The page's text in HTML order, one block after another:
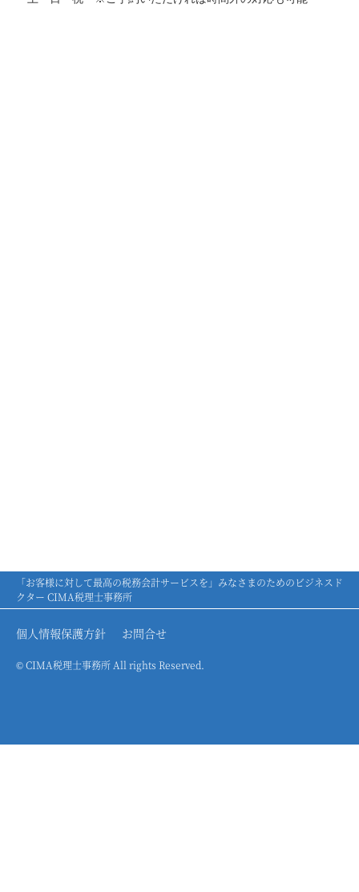
「お客様に対して最高の税務会計サービスを」みなさまのためのビジネスド
クター CIMA税理士事務所
個人情報保護方針 お問合せ
© CIMA税理士事務所 All rights Reserved.